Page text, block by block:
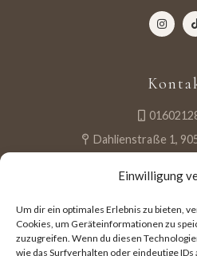
Einwilligung
Um dir ein optimales Erlebnis zu bieten,
Cookies, um Geräteinformationen zu
zuzugreifen. Wenn du diesen
wie das Surfverhalten oder eindeutige
Dahlienstraße 1,
Öffnungszeiten und Termine
Termin